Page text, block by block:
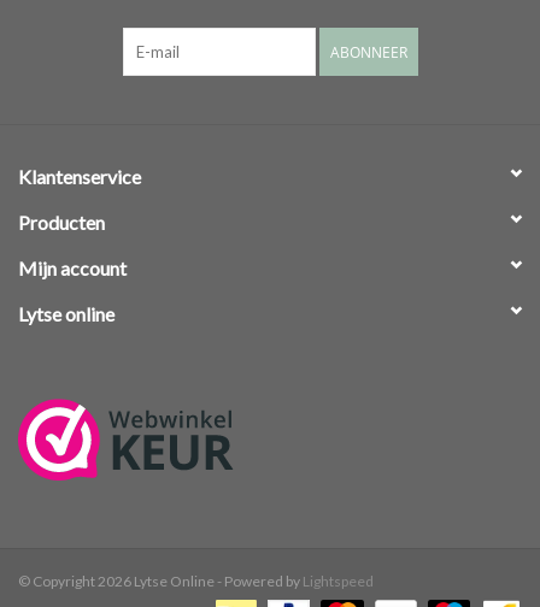
ABONNEER
Klantenservice
Producten
Mijn account
Lytse online
© Copyright 2026 Lytse Online - Powered by Lightspeed